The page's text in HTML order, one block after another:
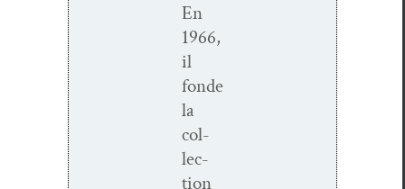
En
1966,
il
fonde
la
col­
lec­
tion